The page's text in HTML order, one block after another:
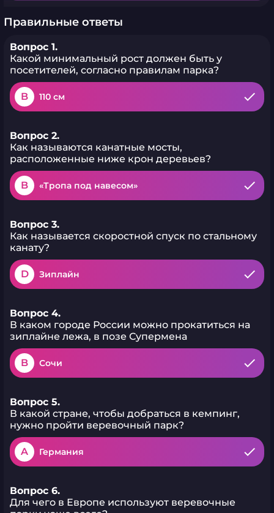
Правильные ответы
Вопрос 1.
Какой минимальный рост должен быть у
посетителей, согласно правилам парка?
B 110 см
Вопрос 2.
Как называются канатные мосты,
расположенные ниже крон деревьев?
B «Тропа под навесом»
Вопрос 3.
Как называется скоростной спуск по стальному
канату?
D Зиплайн
Вопрос 4.
В каком городе России можно прокатиться на
зиплайне лежа, в позе Супермена
B Сочи
Вопрос 5.
В какой стране, чтобы добраться в кемпинг,
нужно пройти веревочный парк?
A Германия
Вопрос 6.
Для чего в Европе используют веревочные